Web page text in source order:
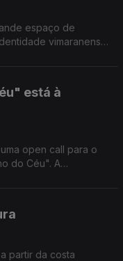
espaço de
vimaranense.
está à
open call para o
do Céu". A
partir da costa